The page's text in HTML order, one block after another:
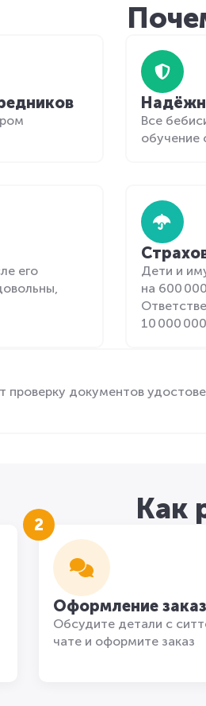
Все
обучение
его
Дети и
на 600
10 000
проверку документов
Как
2
Оформление
Обсудите детали с
чате и оформите заказ